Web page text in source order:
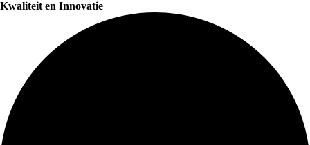
Kwaliteit en Innovatie